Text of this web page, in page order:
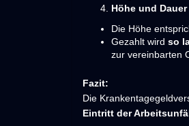
Höhe und Dauer
Die Höhe
Gezahlt wird so
zur vereinbarten
Fazit:
Die
Eintritt der